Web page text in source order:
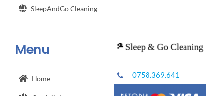
SleepAndGo Cleaning
Menu
Home 0758.369.641